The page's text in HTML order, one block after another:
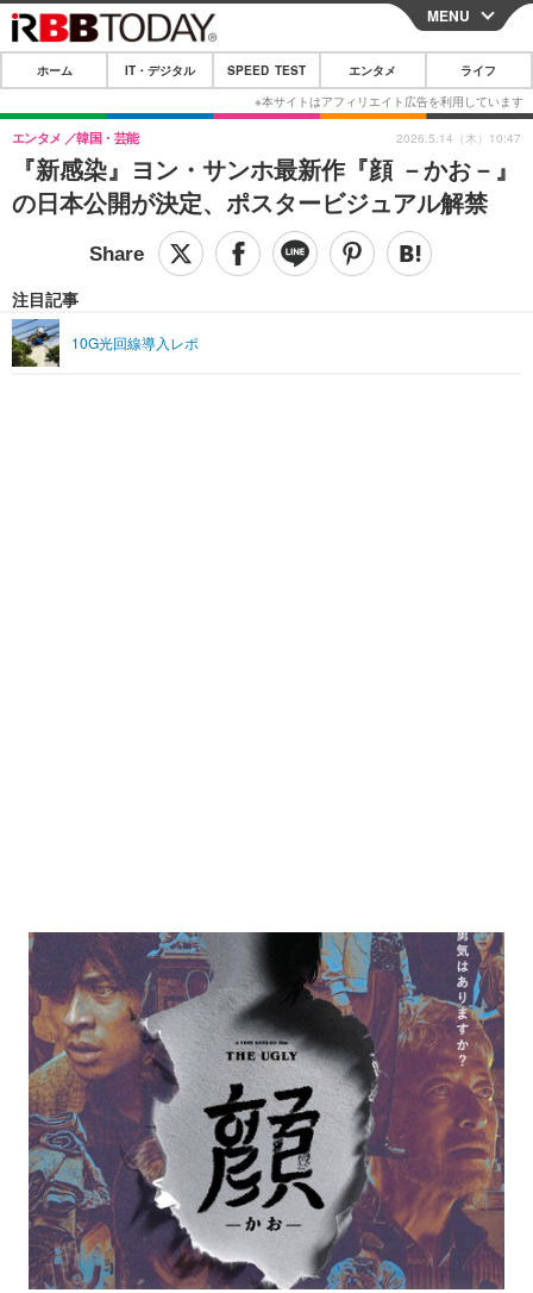
CLOSE
ホーム
IT・デジタル
IT・デジタルTOP スマートフォン
ショッピング その他
SPEED TEST
エンタメTOP 映画・ドラマ
ライフTOP
リリース一覧
MENU
ホーム IT・デジタル SPEED TEST エンタメ ライフ
『新感染』ヨン・サンホ最新作『顔 －かお－』
の日本公開が決定、ポスタービジュアル解禁
エンタメ 韓国・芸能
注目記事
10G光回線導入レポ
2026.5.14（木）10:47